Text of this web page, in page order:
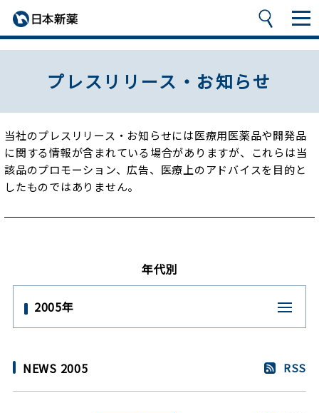
プレスリリース・お知らせ
当社のプレスリリース・お知らせには医療用医薬品や開発品
に関する情報が含まれている場合がありますが、
これらは当
該品のプロモーション、広告、医療上のアドバイスを目的と
したものではありません。
年代別
2005年
NEWS 2005 RSS